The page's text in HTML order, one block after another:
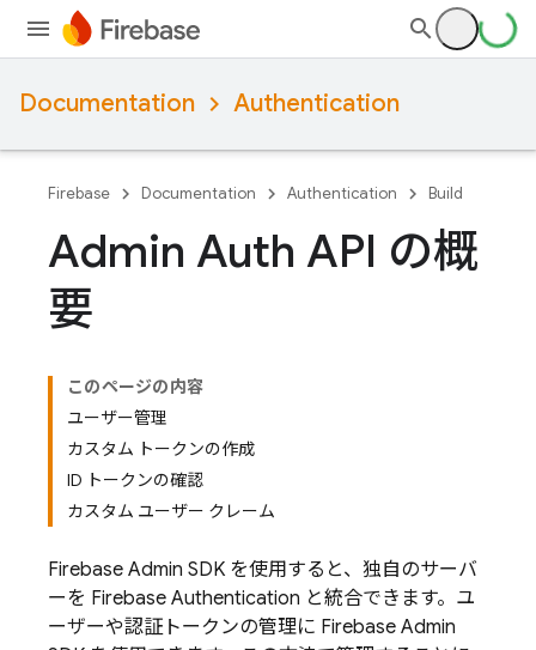
Documentation Authentication
Firebase Documentation Authentication Build
Admin Auth API の概
要
このページの内容
ユーザー管理
カスタム トークンの作成
ID トークンの確認
カスタム ユーザー クレーム
Firebase Admin SDK を使用すると、独自のサーバ
ーを Firebase Authentication と統合できます。ユ
ーザーや認証トークンの管理に Firebase Admin